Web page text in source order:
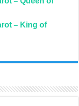
– King of